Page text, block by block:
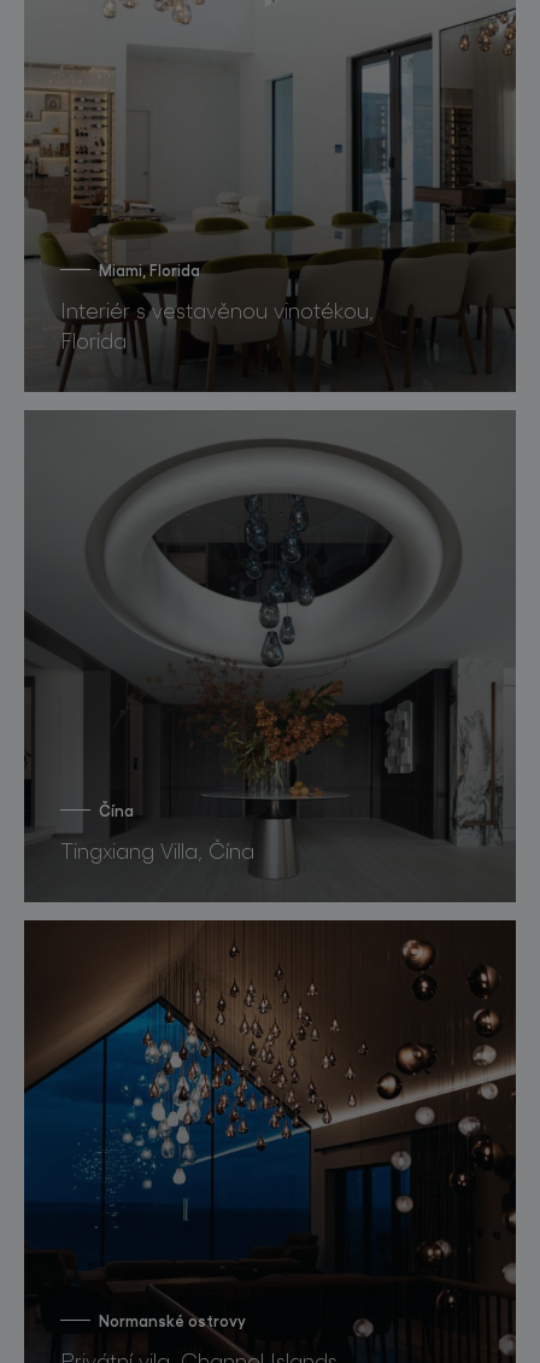
Miami, Florida
Interiér s vestavěnou vinotékou,
Florida
Čína
Tingxiang Villa, Čína
Normanské ostrovy